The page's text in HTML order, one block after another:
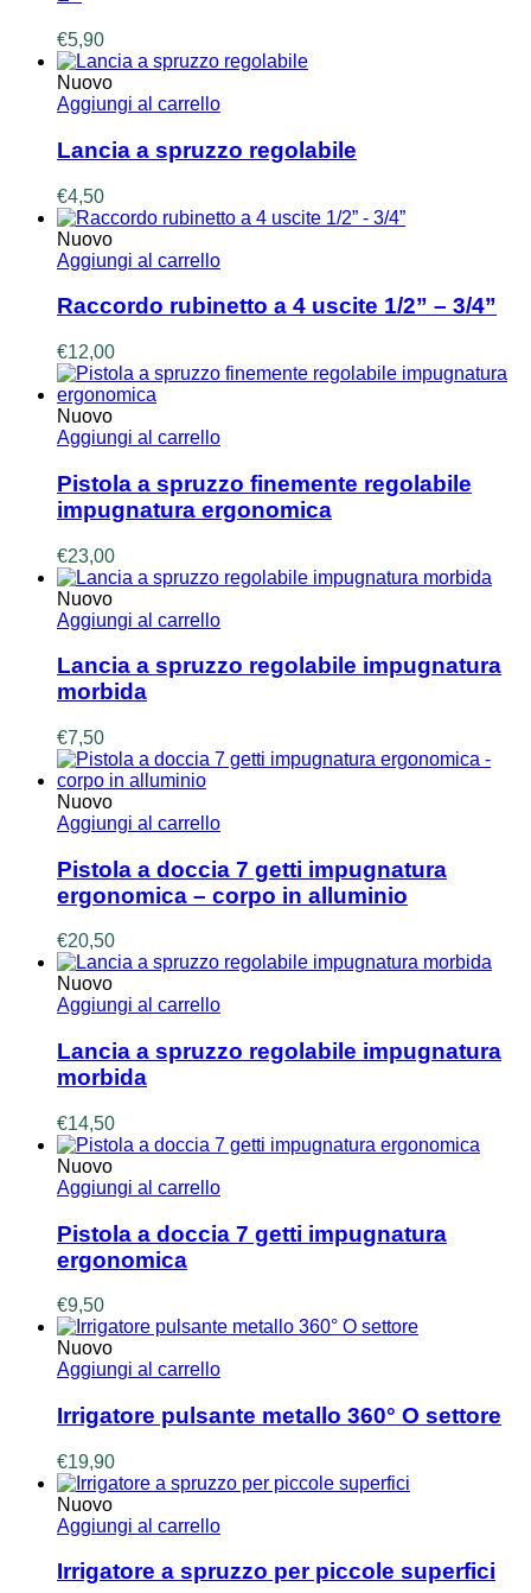
€5,90
Nuovo
Aggiungi al carrello
Lancia a spruzzo regolabile
€4,50
Nuovo
Aggiungi al carrello
Raccordo rubinetto a 4 uscite 1/2” – 3/4”
€12,00
Nuovo
Aggiungi al carrello
Pistola a spruzzo finemente regolabile
impugnatura ergonomica
€23,00
Nuovo
Aggiungi al carrello
Lancia a spruzzo regolabile impugnatura
morbida
€7,50
Nuovo
Aggiungi al carrello
Pistola a doccia 7 getti impugnatura
ergonomica – corpo in alluminio
€20,50
Nuovo
Aggiungi al carrello
Lancia a spruzzo regolabile impugnatura
morbida
€14,50
Nuovo
Aggiungi al carrello
Pistola a doccia 7 getti impugnatura
ergonomica
€9,50
Nuovo
Aggiungi al carrello
Irrigatore pulsante metallo 360° O settore
€19,90
Nuovo
Aggiungi al carrello
Irrigatore a spruzzo per piccole superfici